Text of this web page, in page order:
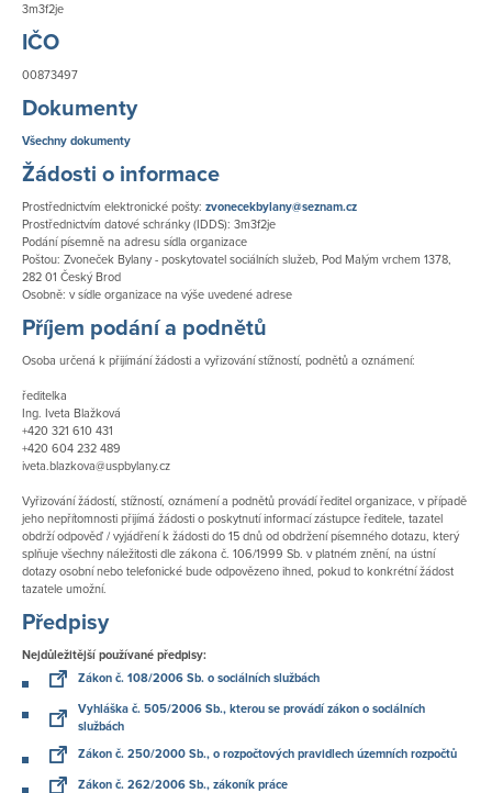
3m3f2je
IČO
00873497
Dokumenty
Všechny dokumenty
Žádosti o informace
Prostřednictvím elektronické pošty: zvonecekbylany@seznam.cz
Prostřednictvím datové schránky (IDDS): 3m3f2je
Podání písemně na adresu sídla organizace
Poštou: Zvoneček Bylany - poskytovatel sociálních služeb, Pod Malým vrchem 1378,
282 01 Český Brod
Osobně: v sídle organizace na výše uvedené adrese
Příjem podání a podnětů
Osoba určená k přijímání žádosti a vyřizování stížností, podnětů a oznámení:
ředitelka
Ing. Iveta Blažková
+420 321 610 431
+420 604 232 489
iveta.blazkova@uspbylany.cz
Vyřizování žádostí, stížností, oznámení a podnětů provádí ředitel organizace, v případě
jeho nepřítomnosti přijímá žádosti o poskytnutí informací zástupce ředitele, tazatel
obdrží odpověď / vyjádření k žádosti do 15 dnů od obdržení písemného dotazu, který
splňuje všechny náležitosti dle zákona č. 106/1999 Sb. v platném znění, na ústní
dotazy osobní nebo telefonické bude odpovězeno ihned, pokud to konkrétní žádost
tazatele umožní.
Předpisy
Nejdůležitější používané předpisy:
Zákon č. 108/2006 Sb. o sociálních službách
Vyhláška č. 505/2006 Sb., kterou se provádí zákon o sociálních
službách
Zákon č. 250/2000 Sb., o rozpočtových pravidlech územních rozpočtů
Zákon č. 262/2006 Sb., zákoník práce